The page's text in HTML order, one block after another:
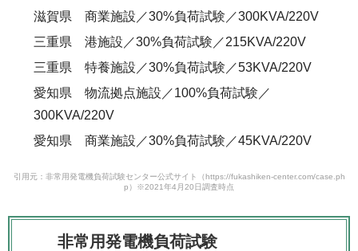
滋賀県 商業施設／30%負荷試験／300KVA/220V
三重県 港施設／30%負荷試験／215KVA/220V
三重県 特養施設／30%負荷試験／53KVA/220V
愛知県 物流拠点施設／100%負荷試験／
300KVA/220V
愛知県 商業施設／30%負荷試験／45KVA/220V
引用元：非常用発電機負荷試験センター公式サイト（https://fukashiken-center.com/case.ph
p）※2021年4月20日調査時点
非常用発電機負荷試験